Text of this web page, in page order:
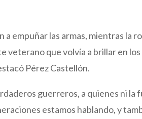
empuñar las armas, mientras la
veterano que volvía a brillar en
Pérez Castellón.
guerreros, a quienes ni la
estamos hablando, y